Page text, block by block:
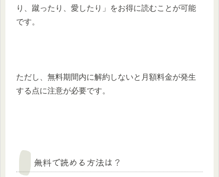
り、蹴ったり、愛したり」をお得に読むことが可能
です。​
ただし、無料期間内に解約しないと月額料金が発生
する点に注意が必要です。​
無料で読める方法は？